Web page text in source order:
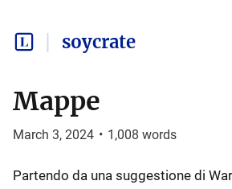
soycrate
Mappe
March 3, 2024 • 1,008 words
Partendo da una suggestione di